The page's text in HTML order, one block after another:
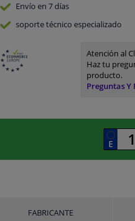
Envío en 7 días
soporte técnico especializado
Atención al
Haz tu
producto.
Preguntas Y
FABRICANTE